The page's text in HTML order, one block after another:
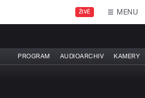
ŽIVĚ MENU
PROGRAM AUDIOARCHIV KAMERY